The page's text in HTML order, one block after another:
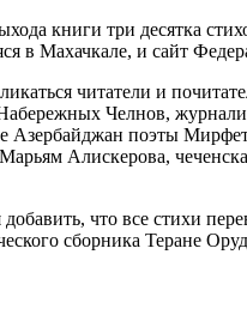
книги три десятка
в Махачкале, и сайт
читатели и
Челнов,
Азербайджан поэты
Алискерова,
что все стихи
сборника Теране